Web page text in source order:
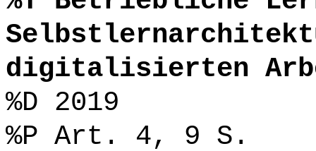
digitalisierten
%D 2019
%P Art. 4, 9 S.